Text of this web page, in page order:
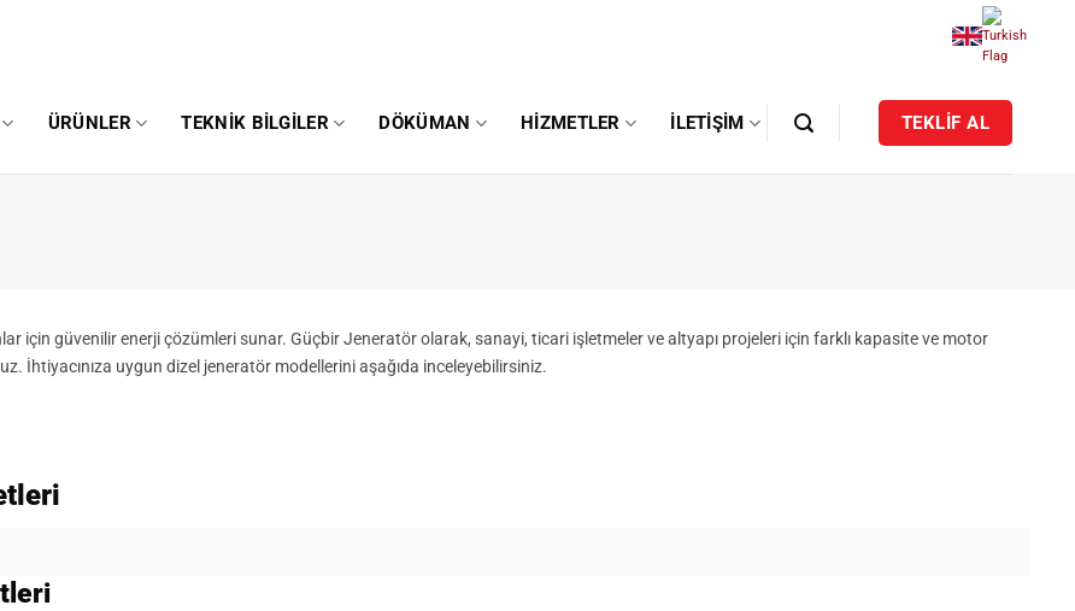
ÜRÜNLER TEKNIK BILGILER DÖKÜMAN HIZMETLER İLETIŞIM TEKLİF AL
için güvenilir enerji çözümleri sunar. Güçbir Jeneratör olarak, sanayi, ticari işletmeler ve altyapı projeleri için farklı kapasite ve motor
İhtiyacınıza uygun dizel jeneratör modellerini aşağıda inceleyebilirsiniz.